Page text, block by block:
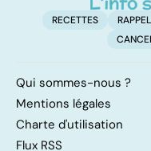
RECETTES
Qui sommes-nous ?
Mentions légales
Charte d'utilisation
Flux RSS